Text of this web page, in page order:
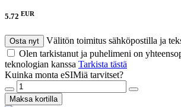
5.72 EUR
Osta nyt
Välitön toimitus sähköpostilla ja
Olen tarkistanut ja puhelimeni on
teknologian kanssa Tarkista tästä
Kuinka monta eSIMiä tarvitset?
Maksa kortilla